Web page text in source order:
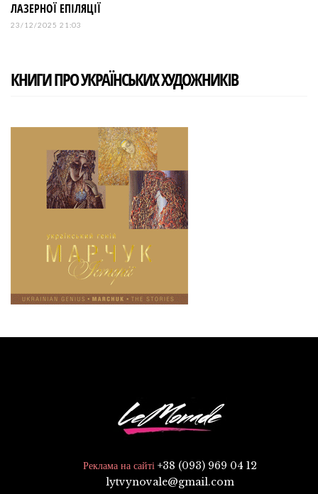
ЛАЗЕРНОЇ ЕПІЛЯЦІЇ
23/12/2025 21:03
КНИГИ ПРО УКРАЇНСЬКИХ ХУДОЖНИКІВ
Реклама на сайті +38 (093) 969 04 12
lytvynovale@gmail.com